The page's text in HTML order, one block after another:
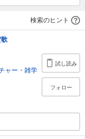
検索のヒント
ャー・雑学
試し読み
フォロー